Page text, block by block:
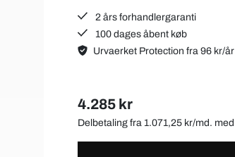
2 års forhandlergaranti
100 dages åbent køb
Urvaerket Protection fra 96 kr/år
4.285 kr
Delbetaling fra 1.071,25 kr/md. med